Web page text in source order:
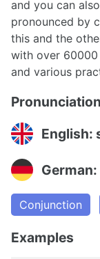
and you can
pronounced by
this and the
with over 60000
and various
Pronunciation
English:
Conjunction
Examples